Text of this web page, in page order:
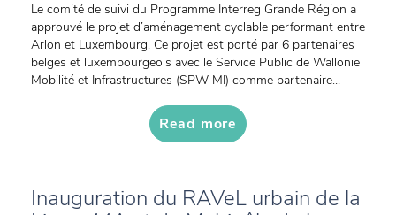
Le comité de suivi du Programme Interreg Grande Région a
approuvé le projet d’aménagement cyclable performant entre
Arlon et Luxembourg. Ce projet est porté par 6 partenaires
belges et luxembourgeois avec le Service Public de Wallonie
Mobilité et Infrastructures (SPW MI) comme partenaire...
Read more
Inauguration du RAVeL urbain de la